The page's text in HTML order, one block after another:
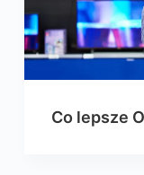
Co lepsze